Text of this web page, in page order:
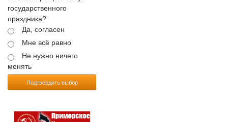
государственного
праздника?
Да, согласен
Мне всё равно
Не нужно ничего
менять
Подтвердить выбор